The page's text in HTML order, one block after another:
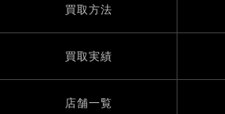
買取方法
買取実績
店舗一覧